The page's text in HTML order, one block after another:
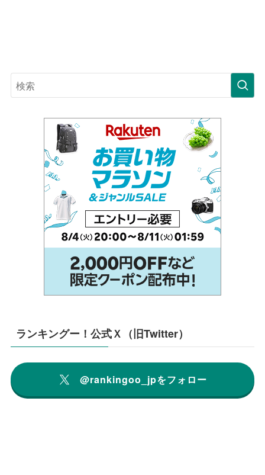
ランキングー！公式Ｘ（旧Twitter）
@rankingoo_jpをフォロー